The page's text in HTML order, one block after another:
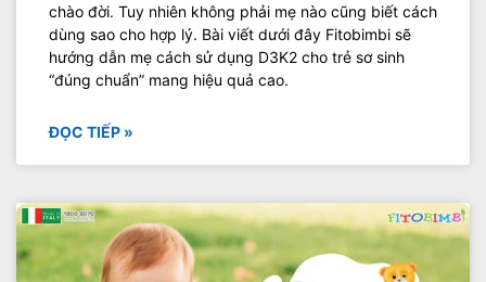
chào đời. Tuy nhiên không phải mẹ nào cũng biết cách
dùng sao cho hợp lý. Bài viết dưới đây Fitobimbi sẽ
hướng dẫn mẹ cách sử dụng D3K2 cho trẻ sơ sinh
“đúng chuẩn” mang hiệu quả cao.
ĐỌC TIẾP »